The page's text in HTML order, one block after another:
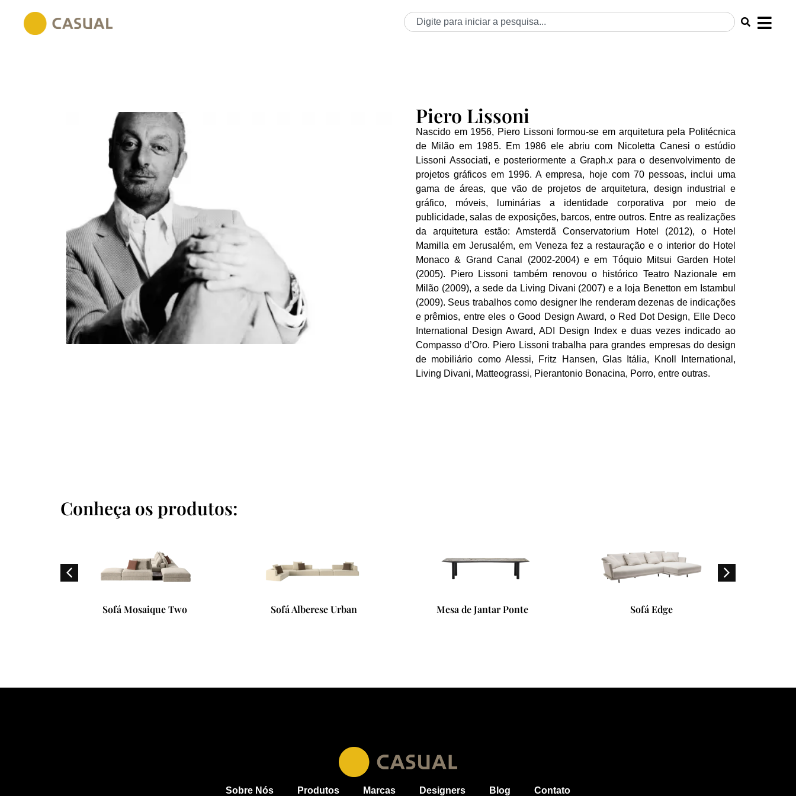
Piero Lissoni
Nascido em 1956, Piero Lissoni formou-se em arquitetura pela Politécnica
de Milão em 1985. Em 1986 ele abriu com Nicoletta Canesi o estúdio
Lissoni Associati, e posteriormente a Graph.x para o desenvolvimento de
projetos gráficos em 1996. A empresa, hoje com 70 pessoas, inclui uma
gama de áreas, que vão de projetos de arquitetura, design industrial e
gráfico, móveis, luminárias a identidade corporativa por meio de
publicidade, salas de exposições, barcos, entre outros. Entre as realizações
da arquitetura estão: Amsterdã Conservatorium Hotel (2012), o Hotel
Mamilla em Jerusalém, em Veneza fez a restauração e o interior do Hotel
Monaco & Grand Canal (2002-2004) e em Tóquio Mitsui Garden Hotel
(2005). Piero Lissoni também renovou o histórico Teatro Nazionale em
Milão (2009), a sede da Living Divani (2007) e a loja Benetton em Istambul
(2009). Seus trabalhos como designer lhe renderam dezenas de indicações
e prêmios, entre eles o Good Design Award, o Red Dot Design, Elle Deco
International Design Award, ADI Design Index e duas vezes indicado ao
Compasso d’Oro. Piero Lissoni trabalha para grandes empresas do design
de mobiliário como Alessi, Fritz Hansen, Glas Itália, Knoll International,
Living Divani, Matteograssi, Pierantonio Bonacina, Porro, entre outras.
Conheça os produtos:
Sofá Mosaique Two Sofá Alberese Urban Mesa de Jantar Ponte Sofá Edge
Sobre Nós Produtos Marcas Designers Blog Contato